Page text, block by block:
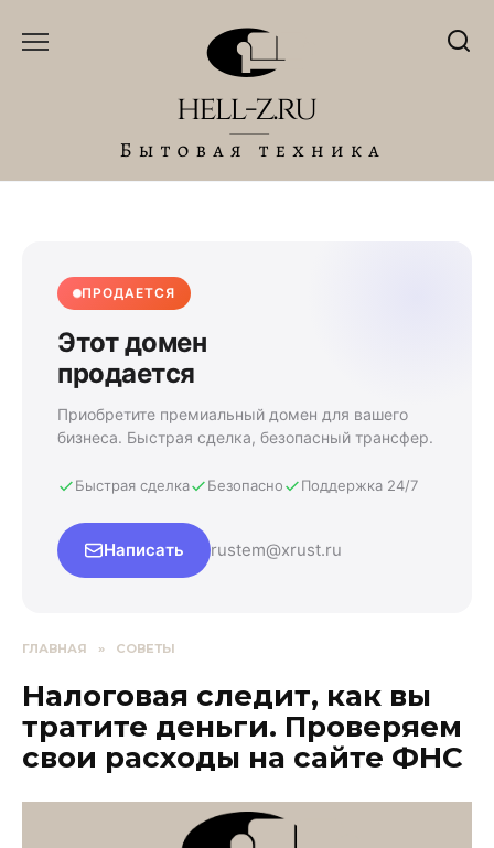
ПРОДАЕТСЯ
Этот домен
продается
Приобретите премиальный домен для вашего
бизнеса. Быстрая сделка, безопасный трансфер.
Быстрая сделка Безопасно Поддержка 24/7
Написать rustem@xrust.ru
ГЛАВНАЯ » СОВЕТЫ
Налоговая следит, как вы
тратите деньги. Проверяем
свои расходы на сайте ФНС